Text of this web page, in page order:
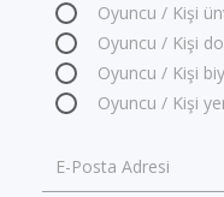
Oyuncu / Kişi
Oyuncu / Kişi
Oyuncu / Kişi
Oyuncu / Kişi
E-Posta Adresi